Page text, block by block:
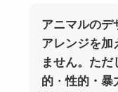
アニマルのデ
アレンジを加
ません。ただ
的・性的・暴